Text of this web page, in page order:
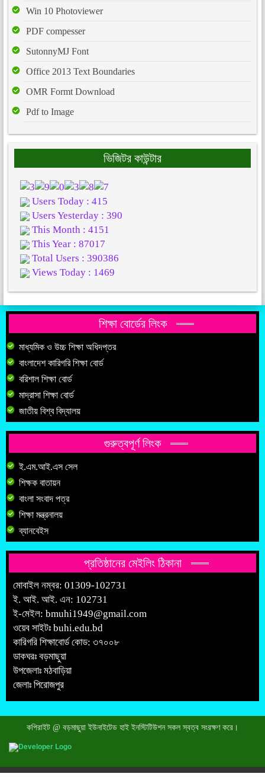
Win 10 Photoviewer
PDF compesser
SutonnyMJ Font
Office 2013 Text Boundaries
OMR Formt Download
Pdf to Image
ভিজিটর কাউন্টার
Users Today : 415
Users Yesterday : 390
This Month : 4151
This Year : 87017
Total Users : 390386
Views Today : 1469
শিক্ষা বোর্ডের লিংক
মাধ্যমিক ও উচ্চ শিক্ষা অধিদপ্তর
বাংলাদেশ কারিগরি শিক্ষা বোর্ড
বরিশাল শিক্ষা বোর্ড
মাদ্রাসা শিক্ষা বোর্ড
জাতীয় বিশ্ব বিদ্যালয়
গুরুত্বপূর্ণ লিংক
ই.এম.আই.এস সেল
শিক্ষক বাতায়ন
বাংলা সংবাদ পত্র
শিক্ষা মন্ত্রনালয়
ব্যানবেইস
প্রতিষ্ঠানের মেইলিং ঠিকানা
মোবাইল নম্বর: 01309-102731
ই. আই. আই. এন: 102731
ই-মেইল: bmuhi1949@gmail.com
ওয়েব সাইটঃ buhi.edu.bd
কারিগরি শিক্ষাবোর্ড কোড: ৩৭০০৮
ডাকঘরঃ বড়মাছুয়া
উপজেলাঃ মঠবাড়িয়া
জেলাঃ পিরোজপুর
কপিরাইট @ বড়মাছুয়া ইউনাইটেড হাই ইনস্টিটিউশন সকল স্বত্ব সংরক্ষণ করে।